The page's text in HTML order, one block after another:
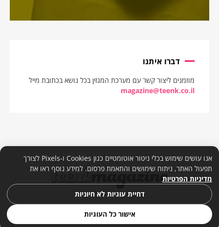
דברו איתנו
מוזמנים ליצור קשר עם מערכת המגזין בכל נושא בכתובת מייל
magazine@teenk.co.il
מדיניות פרטיות
אנו עושים שימוש בכלי ניטור אוטומטיים כגון Cookies ו-Pixels לצורך
תפעול האתר, ניתוח שימושים והתאמת פרסום. למידע נוסף ראו את
מדיניות הפרטיות
דחיית עוגיות לא חיוניות
אישור כל העוגיות